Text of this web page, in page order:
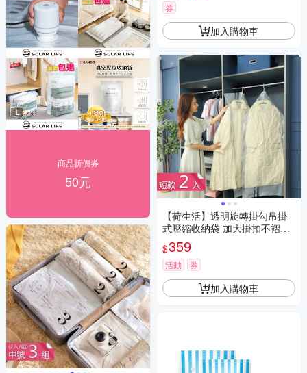
商品折價券
50元
券
加入購物車
【荷生活】透明旋轉掛勾吊掛
式壓縮收納袋 加大掛扣不褶皺
真空收納袋-短款2入組
$359
活動 券
加入購物車